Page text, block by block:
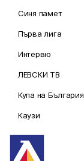
Синя памет
Първа лига
Интервю
ЛЕВСКИ ТВ
Купа на България
Каузи